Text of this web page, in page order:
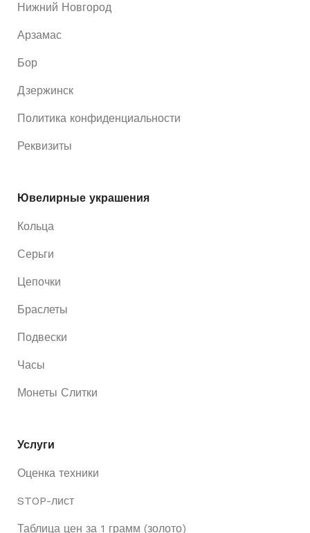
Нижний Новгород
Арзамас
Бор
Дзержинск
Политика конфиденциальности
Реквизиты
Ювелирные украшения
Кольца
Серьги
Цепочки
Браслеты
Подвески
Часы
Монеты Слитки
Услуги
Оценка техники
STOP-лист
Таблица цен за 1 грамм (золото)